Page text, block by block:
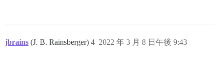
jbrains (J. B. Rainsberger) 2022 年 3 月 8 日午後 9:43
4